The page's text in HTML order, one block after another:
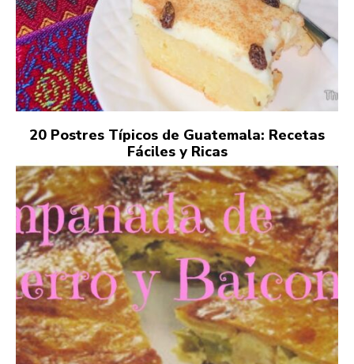
20 Postres Típicos de Guatemala: Recetas
Fáciles y Ricas